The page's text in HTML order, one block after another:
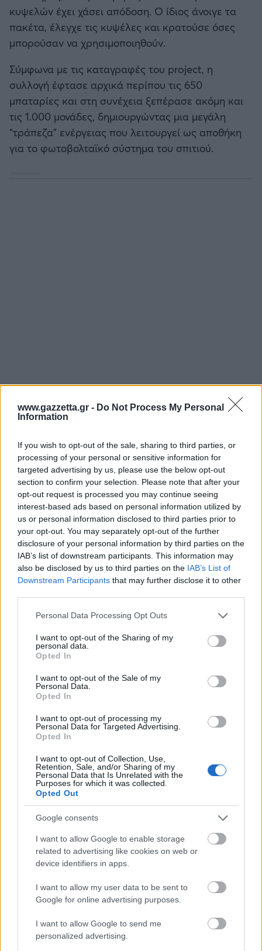
www.gazzetta.gr - Do Not Process My Personal
Information
If you wish to opt-out of the sale, sharing to third parties, or
processing of your personal or sensitive information for
targeted advertising by us, please use the below opt-out
section to confirm your selection. Please note that after your
opt-out request is processed you may continue seeing
interest-based ads based on personal information utilized by
us or personal information disclosed to third parties prior to
your opt-out. You may separately opt-out of the further
disclosure of your personal information by third parties on the
IAB’s list of downstream participants. This information may
also be disclosed by us to third parties on the IAB’s List of
Downstream Participants that may further disclose it to other
Please note that this website/app uses one or more Google
not limited to your visit or usage behaviour. You may click to
grant or deny consent to Google and its third-party tags to
use your data for below specified purposes in below Google
consent section.
Personal Data Processing Opt Outs
I want to opt-out of the Sharing of my
personal data.
Opted In
I want to opt-out of the Sale of my
Personal Data.
Opted In
I want to opt-out of processing my
Personal Data for Targeted Advertising.
Opted In
I want to opt-out of Collection, Use,
Retention, Sale, and/or Sharing of my
Personal Data that Is Unrelated with the
Purposes for which it was collected.
Opted Out
Google consents
I want to allow Google to enable storage
related to advertising like cookies on web or
device identifiers in apps.
I want to allow my user data to be sent to
Google for online advertising purposes.
I want to allow Google to send me
personalized advertising.
κυψελών έχει χάσει απόδοση. Ο ίδιος άνοιγε τα
πακέτα, έλεγχε τις κυψέλες και κρατούσε όσες
μπορούσαν να χρησιμοποιηθούν.
Σύμφωνα με τις καταγραφές του project, η
συλλογή έφτασε αρχικά περίπου τις 650
μπαταρίες και στη συνέχεια ξεπέρασε ακόμη και
τις 1.000 μονάδες, δημιουργώντας μια μεγάλη
“τράπεζα” ενέργειας που λειτουργεί ως αποθήκη
για το φωτοβολταϊκό σύστημα του σπιτιού.
Η εγκατάσταση τοποθετήθηκε σε ξεχωριστό χώρο,
περίπου 50 μέτρα από την κατοικία, με στόχο την
καλύτερη οργάνωση και την ασφάλεια του
συστήματος. Η όλη διάταξη περιλαμβάνει ηλιακά
πάνελ, συστήματα φόρτισης και μετατροπείς,
ώστε η ενέργεια να μπορεί να αποθηκεύεται και να
χρησιμοποιείται όταν χρειάζεται.
Πώς λειτουργεί το σύστημα
Η εγκατάσταση βασίζεται στη λογική των off-grid
φωτοβολταϊκών συστημάτων, όπου τα πάνελ
παράγουν ενέργεια κατά τη διάρκεια της ημέρας
και αυτή αποθηκεύεται σε μπαταρίες για χρήση τη